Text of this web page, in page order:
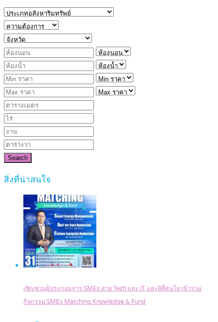
Search
สิ่งที่น่าสนใจ
เชิญชวนผู้ประกอบการ SMEs สาย Tech และ IT และผู้ที่สนใจ เข้าร่วม
กิจกรรม SMEs Matching Knowledge & Fund